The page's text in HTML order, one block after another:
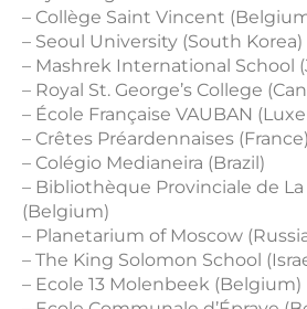
– Collège Saint Vincent
– Seoul University (South Korea)
– Mashrek International School
– Royal St. George’s College
– École Française VAUBAN
– Crêtes Préardennaises (France)
– Colégio Medianeira (Brazil)
– Bibliothèque Provinciale de
(Belgium)
– Planetarium of Moscow
– The King Solomon School
– Ecole 13 Molenbeek (Belgium)